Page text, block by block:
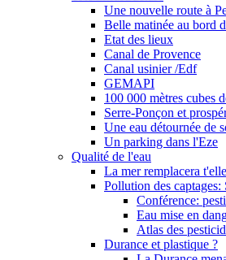
Une nouvelle route à
Belle matinée au bord
Etat des lieux
Canal de Provence
Canal usinier /Edf
GEMAPI
100 000 mètres cubes
Serre-Ponçon et
Une eau détournée de
Un parking dans l'Eze
Qualité de l'eau
La mer remplacera
Pollution des
Conférence:
Eau mise en
Atlas des
Durance et plastique ?